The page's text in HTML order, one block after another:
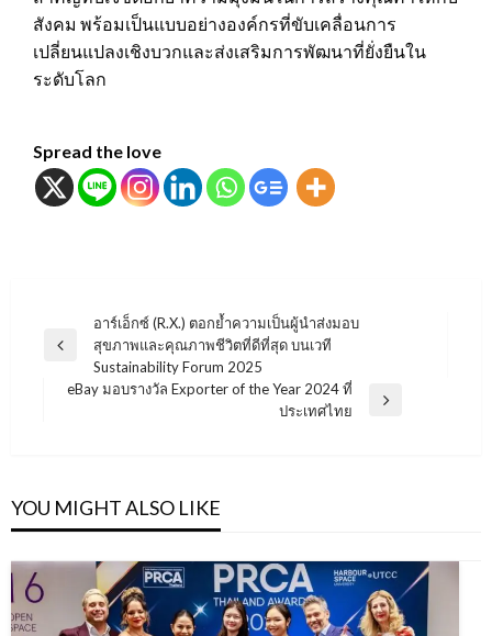
สังคม พร้อมเป็นแบบอย่างองค์กรที่ขับเคลื่อนการ
เปลี่ยนแปลงเชิงบวกและส่งเสริมการพัฒนาที่ยั่งยืนใน
ระดับโลก
Spread the love
แนะแนว
เรื่อง
Previous
อาร์เอ็กซ์ (R.X.) ตอกย้ำความเป็นผู้นำส่งมอบ
สุขภาพและคุณภาพชีวิตที่ดีที่สุด บนเวที
Sustainability Forum 2025
eBay มอบรางวัล Exporter of the Year 2024 ที่
ประเทศไทย
YOU MIGHT ALSO LIKE